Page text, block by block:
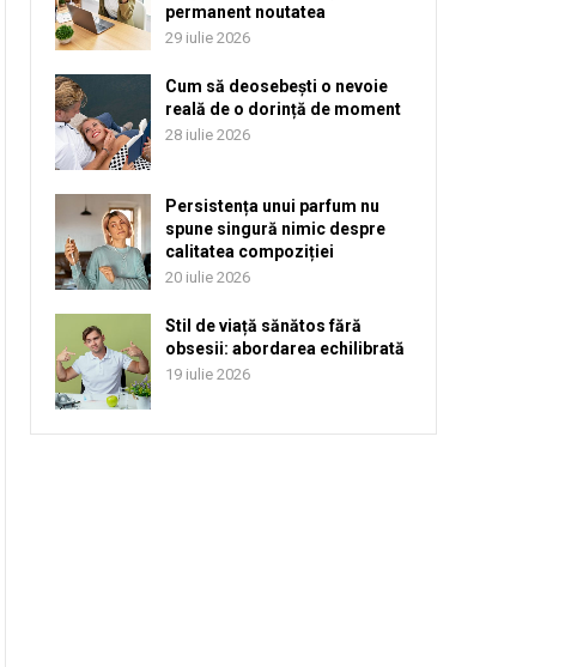
permanent noutatea
29 iulie 2026
Cum să deosebești o nevoie
reală de o dorință de moment
28 iulie 2026
Persistența unui parfum nu
spune singură nimic despre
calitatea compoziției
20 iulie 2026
Stil de viață sănătos fără
obsesii: abordarea echilibrată
19 iulie 2026